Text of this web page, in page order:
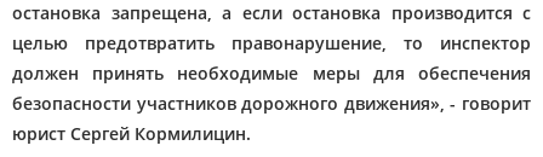
остановка запрещена, а если остановка производится с
целью предотвратить правонарушение, то инспектор
должен принять необходимые меры для обеспечения
безопасности участников дорожного движения», - говорит
юрист Сергей Кормилицин.